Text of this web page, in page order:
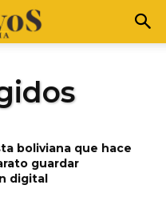
boliviana que hace
guardar
digital